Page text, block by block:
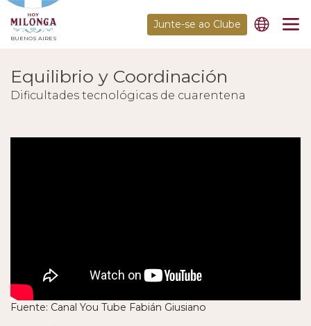
BUENOS AIRES
Junte-se ao Clube
Equilibrio y Coordinación
Dificultades tecnológicas de cuarentena
Fuente: Canal You Tube Fabián Giusiano